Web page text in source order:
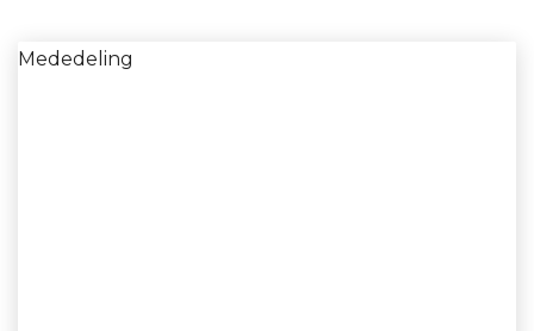
Mededeling